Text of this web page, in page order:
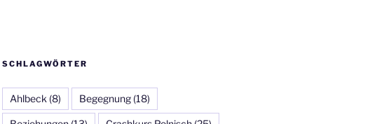
SCHLAGWÖRTER
Ahlbeck (8) Begegnung(18)